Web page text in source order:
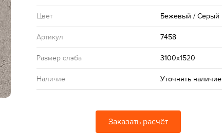
Цвет Бежевый / Серый
Артикул 7458
Размер слэба 3100x1520
Наличие Уточнять наличие
Заказать расчёт